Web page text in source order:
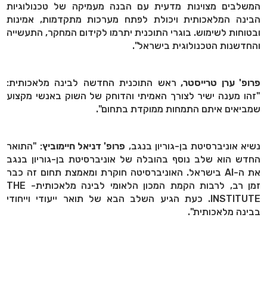
המשלבים מצוינות מדעית עם הבנה מעמיקה של טכנולוגיות
הבינה המלאכותית ויכולת לפתח מערכות מתקדמות, אמינות
ובטוחות לשימוש. בוגרי התוכנית יתרמו לקידום המחקר, התעשייה
והחדשנות הטכנולוגית בישראל".
פרופ' ערן טרייסטר,ראש התוכנית החדשה לבינה מלאכותית:
"זהו מענה ישיר לצורך האמיתי והדוחק של השוק באנשי מקצוע
שמביאים איתם התמחות ממוקדת בתחום".
נשיא אוניברסיטת בן-גוריון בנגב,פרופ' דניאל חיימוביץ: "התואר
החדש הוא שלב נוסף בהובלה של אוניברסיטת בן-גוריון בנגב
את ה-AI בישראל. האוניברסיטה חוקרת ומאמצת תחום זה כבר
זמן רב, לרבות הקמת המכון הלאומי לבינה מלאכותית- THE
INSTITUTE. כעת הגיע השלב הבא של תואר ייעודי וייחודי
בבינה מלאכותית".